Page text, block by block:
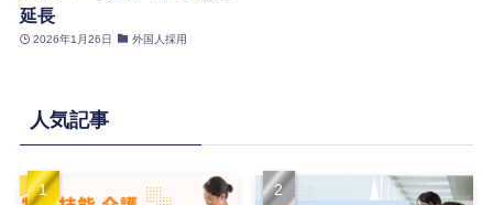
延長
2026年1月26日 外国人採用
人気記事